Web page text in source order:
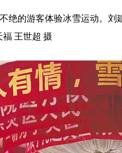
绝的游客体验冰雪运动。刘
福 王世超 摄